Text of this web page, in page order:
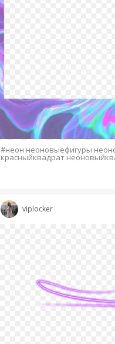
#неон неоновыефигуры
красныйквадрат
viplocker